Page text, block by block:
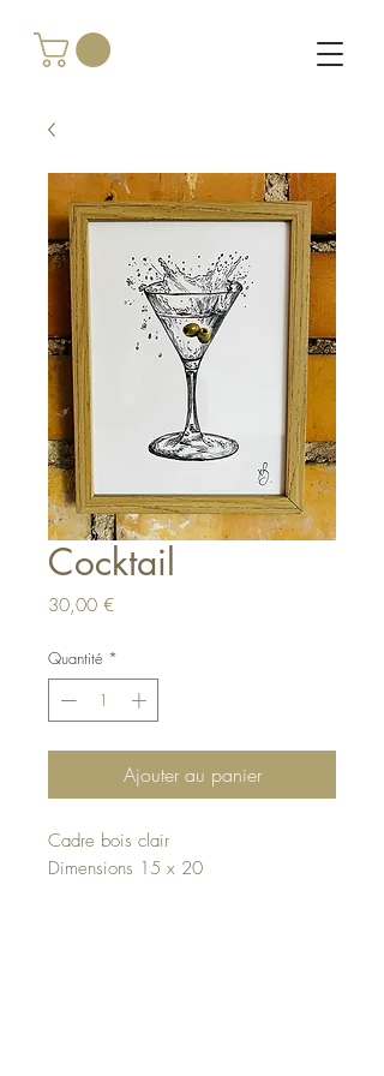
Cocktail
30,00 €Prix
Quantité *
Ajouter au panier
Cadre bois clair
Dimensions 15 x 20